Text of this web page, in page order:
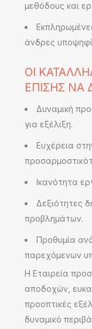
μεθόδους και
άνδρες
ΟΙ
ΕΠΙΣΗΣ ΝΑ
Δυναμική
για εξέλιξη.
Ευχέρεια
Ικανότητα
Δεξιότητες
προβλημάτων.
Προθυμία
παρεχόμενων
Η Εταιρεία
αποδοχών,
προοπτικές
δυναμικό